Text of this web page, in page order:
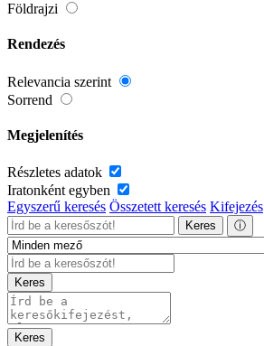
Földrajzi
Rendezés
Relevancia szerint
Sorrend
Megjelenítés
Részletes adatok
Iratonként egyben
Egyszerű keresés Összetett keresés Kifejezés
Keres ⓘ
Keres
Keres